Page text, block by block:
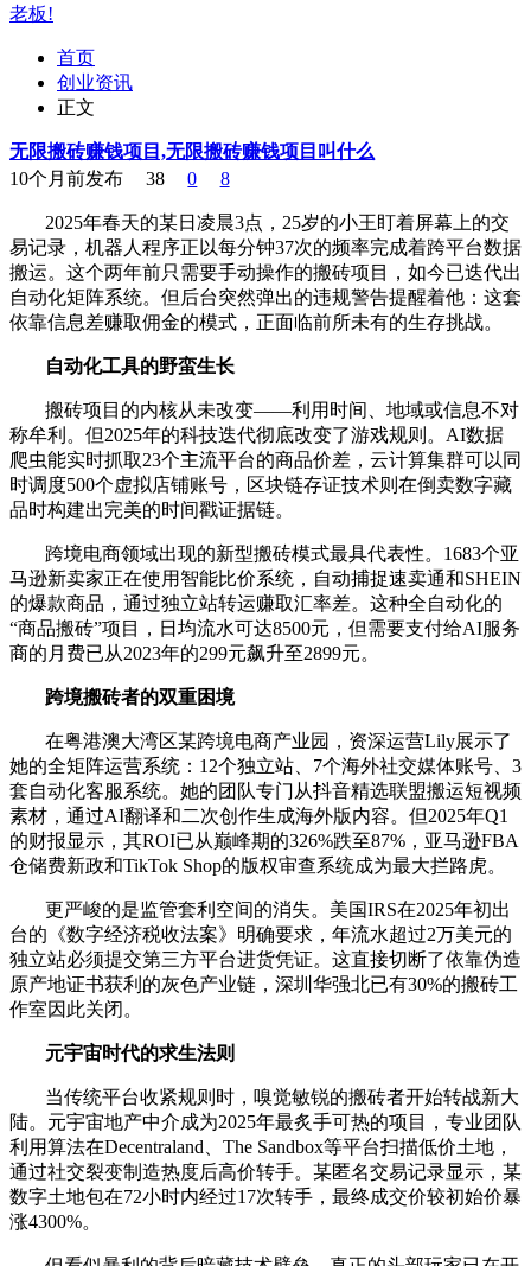
老板!
首页
创业资讯
正文
无限搬砖赚钱项目,无限搬砖赚钱项目叫什么
10个月前发布
38 0 8
2025年春天的某日凌晨3点，25岁的小王盯着屏幕上的交
易记录，机器人程序正以每分钟37次的频率完成着跨平台数据
搬运。这个两年前只需要手动操作的搬砖项目，如今已迭代出
自动化矩阵系统。但后台突然弹出的违规警告提醒着他：这套
依靠信息差赚取佣金的模式，正面临前所未有的生存挑战。
自动化工具的野蛮生长
搬砖项目的内核从未改变——利用时间、地域或信息不对
称牟利。但2025年的科技迭代彻底改变了游戏规则。AI数据
爬虫能实时抓取23个主流平台的商品价差，云计算集群可以同
时调度500个虚拟店铺账号，区块链存证技术则在倒卖数字藏
品时构建出完美的时间戳证据链。
跨境电商领域出现的新型搬砖模式最具代表性。1683个亚
马逊新卖家正在使用智能比价系统，自动捕捉速卖通和SHEIN
的爆款商品，通过独立站转运赚取汇率差。这种全自动化的
“商品搬砖”项目，日均流水可达8500元，但需要支付给AI服务
商的月费已从2023年的299元飙升至2899元。
跨境搬砖者的双重困境
在粤港澳大湾区某跨境电商产业园，资深运营Lily展示了
她的全矩阵运营系统：12个独立站、7个海外社交媒体账号、3
套自动化客服系统。她的团队专门从抖音精选联盟搬运短视频
素材，通过AI翻译和二次创作生成海外版内容。但2025年Q1
的财报显示，其ROI已从巅峰期的326%跌至87%，亚马逊FBA
仓储费新政和TikTok Shop的版权审查系统成为最大拦路虎。
更严峻的是监管套利空间的消失。美国IRS在2025年初出
台的《数字经济税收法案》明确要求，年流水超过2万美元的
独立站必须提交第三方平台进货凭证。这直接切断了依靠伪造
原产地证书获利的灰色产业链，深圳华强北已有30%的搬砖工
作室因此关闭。
元宇宙时代的求生法则
当传统平台收紧规则时，嗅觉敏锐的搬砖者开始转战新大
陆。元宇宙地产中介成为2025年最炙手可热的项目，专业团队
利用算法在Decentraland、The Sandbox等平台扫描低价土地，
通过社交裂变制造热度后高价转手。某匿名交易记录显示，某
数字土地包在72小时内经过17次转手，最终成交价较初始价暴
涨4300%。